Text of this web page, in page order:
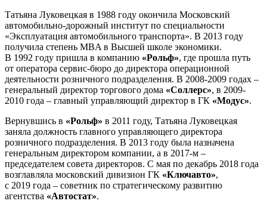
Татьяна Луковецкая в 1988 году окончила Московский
автомобильно-дорожный институт по специальности
«Эксплуатация автомобильного транспорта». В 2013 году
получила степень MBA в Высшей школе экономики.
В 1992 году пришла в компанию «Рольф», где прошла путь
от оператора сервис-бюро до директора операционной
деятельности розничного подразделения. В 2008-2009 годах –
генеральный директор торгового дома «Соллерс», в 2009-
2010 года – главный управляющий директор в ГК «Модус».
Вернувшись в «Рольф» в 2011 году, Татьяна Луковецкая
заняла должность главного управляющего директора
розничного подразделения. В 2013 году была назначена
генеральным директором компании, а в 2017-м –
председателем совета директоров. С мая по декабрь 2018 года
возглавляла московский дивизион ГК «Ключавто»,
с 2019 года – советник по стратегическому развитию
агентства «Автостат».